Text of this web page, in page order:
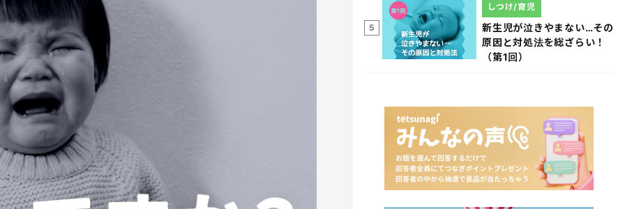
5
新生児が泣きやまない…その
原因と対処法を総ざらい！
（第1回）
しつけ/育児